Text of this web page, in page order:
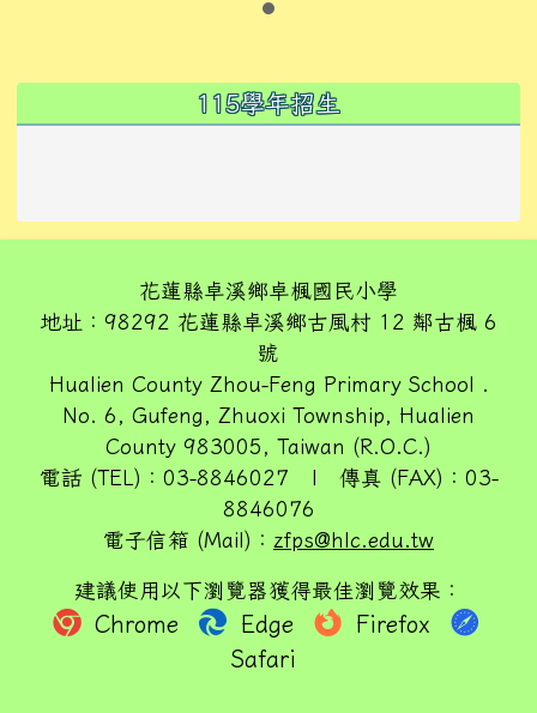
115學年招生
花蓮縣卓溪鄉卓楓國民小學
地址：98292 花蓮縣卓溪鄉古風村 12 鄰古楓 6
號
Hualien County Zhou-Feng Primary School .
No. 6, Gufeng, Zhuoxi Township, Hualien
County 983005, Taiwan (R.O.C.)
電話 (TEL)：03-8846027 | 傳真 (FAX)：03-
8846076
電子信箱 (Mail)： zfps@hlc.edu.tw
建議使用以下瀏覽器獲得最佳瀏覽效果：
Chrome Edge
Firefox
Safari